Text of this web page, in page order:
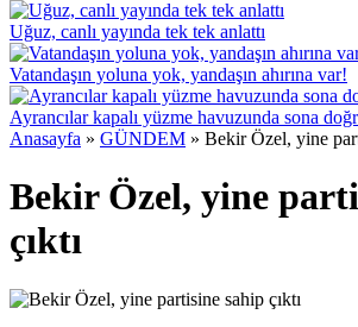
Uğuz, canlı yayında tek tek anlattı
Vatandaşın yoluna yok, yandaşın ahırına var!
Ayrancılar kapalı yüzme havuzunda sona
Anasayfa » GÜNDEM » Bekir Özel, yine
Bekir Özel, yine
çıktı